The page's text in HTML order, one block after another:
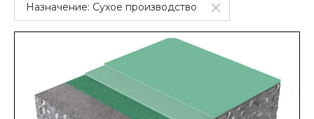
Назначение: Сухое производство